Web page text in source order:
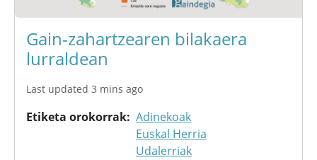
Gain-zahartzearen bilakaera
lurraldean
Last updated 3 mins ago
Etiketa orokorrak Adinekoak
Euskal Herria
Udalerriak